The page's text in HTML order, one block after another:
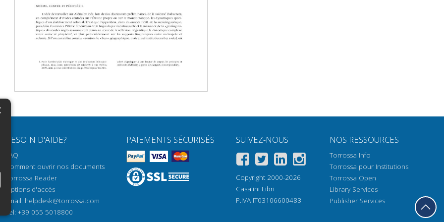
BESOIN D'AIDE?
FAQ
Comment ouvrir nos documents
Torrossa Reader
Options d'accès
Email: helpdesk@torrossa.com
Tel: +39 055 5018800
PAIEMENTS SÉCURISÉS SUIVEZ-NOUS
Copyright 2000-2026
Casalini Libri
P.IVA IT03106600483
NOS RESSOURCES
Torrossa Info
Torrossa pour Institutions
Torrossa Open
Library Services
Publisher Services